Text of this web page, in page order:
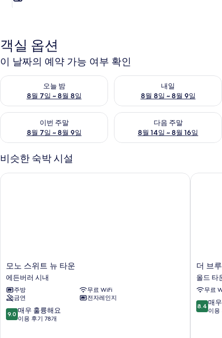
사
진
갤
러
리
객실 옵션
이 날짜의 예약 가능 여부 확인
오늘 밤
8월 7일 ~ 8월 8일
오늘 밤 예약 가능 여부 확인, 8월 7일 ~ 8월 8일
내일
8월 8일 ~ 8월 9일
내일 예약 가능 여부 확인, 8월
이번 주말
8월 7일 ~ 8월 9일
이번 주말 예약 가능 여부 확인, 8월 7일 ~ 8월 9일
다음 주말
8월 14일 ~ 8월 16일
다음 주말 예약 가능 여부 확인,
비슷한 숙박 시설
모
노
스
위
트
뉴
타
모노 스위트 뉴 타운
에든버러 시내
주방
무료 WiFi
금연
전자레인지
10
점
9.0 매우 훌륭해요
이용 후기 78개
모노 스위트 뉴 타운
더
브
루
어
스
룸
더 브
올드 타
무료
10
점
8.4 매
이용
더 브루